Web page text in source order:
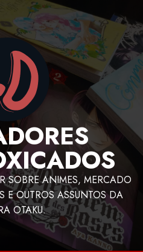
SOBRE ANIMES, MERCADO
OUTROS ASSUNTOS DA
OTAKU.